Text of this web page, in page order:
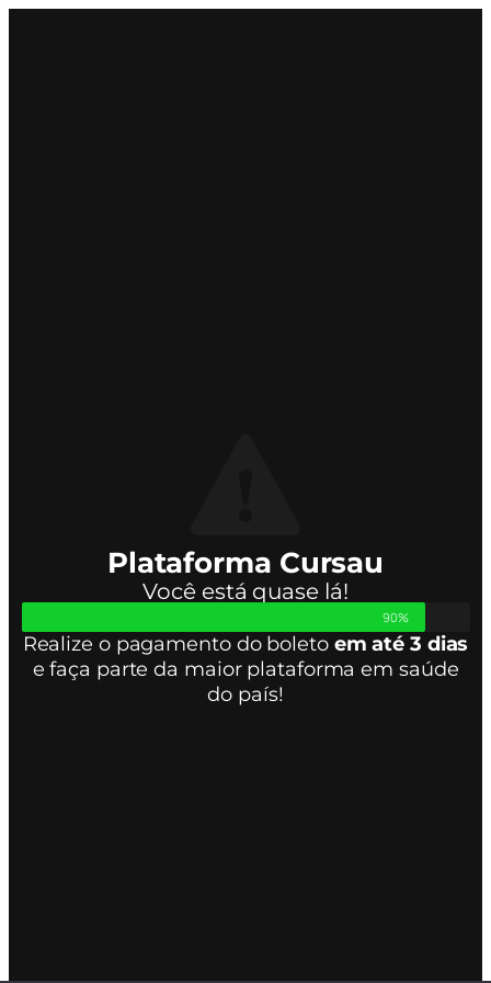
Plataforma Cursau
Você está quase lá!
90%
Realize o pagamento do boleto em até 3 dias
e faça parte da maior plataforma em saúde
do país!